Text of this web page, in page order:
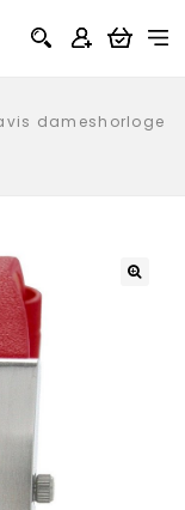
dameshorloge